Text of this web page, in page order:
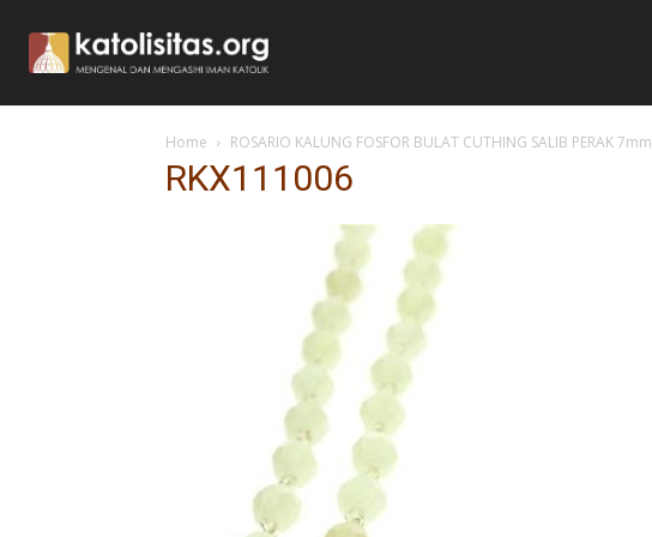
Home ROSARIO KALUNG FOSFOR BULAT CUTHING SALIB PERAK 7mm
RKX111006